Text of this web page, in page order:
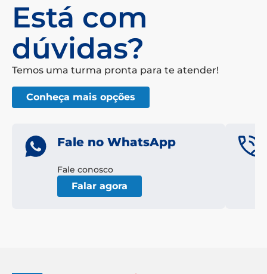
Temos uma turma pronta para te atender!
Conheça mais opções
Fale no WhatsApp